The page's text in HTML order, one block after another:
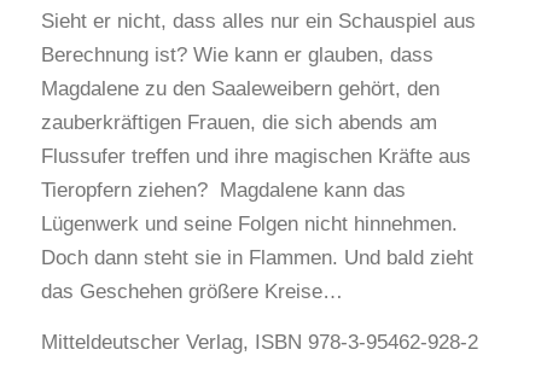
Sieht er nicht, dass alles nur ein Schauspiel aus
Berechnung ist? Wie kann er glauben, dass
Magdalene zu den Saaleweibern gehört, den
zauberkräftigen Frauen, die sich abends am
Flussufer treffen und ihre magischen Kräfte aus
Tieropfern ziehen? Magdalene kann das
Lügenwerk und seine Folgen nicht hinnehmen.
Doch dann steht sie in Flammen. Und bald zieht
das Geschehen größere Kreise…
Mitteldeutscher Verlag, ISBN 978-3-95462-928-2